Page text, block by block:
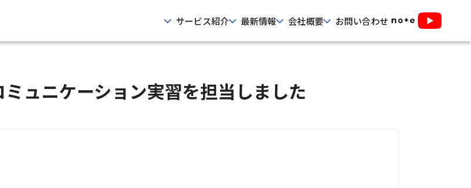
サービス紹介 最新情報 会社概要 お問い合わせ
ュニケーション実習を担当しました